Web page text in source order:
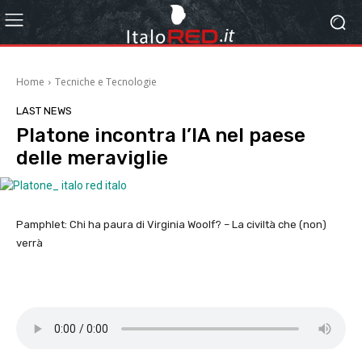
Home Tecniche e Tecnologie
LAST NEWS
Platone incontra l’IA nel paese
delle meraviglie
Pamphlet: Chi ha paura di Virginia Woolf? – La civiltà che (non)
verrà